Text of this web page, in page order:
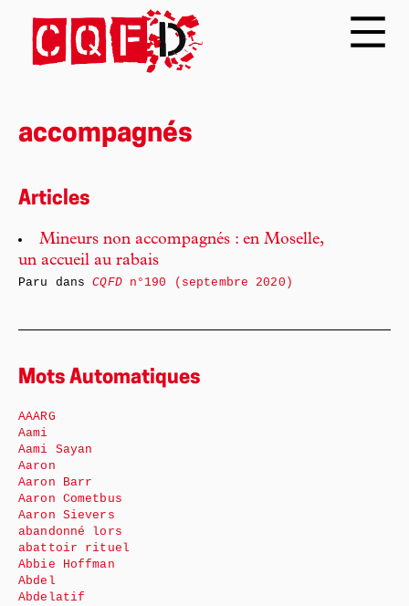
accompagnés
Articles
Mineurs non accompagnés : en Moselle,
un accueil au rabais
Paru dansCQFDn°190 (septembre 2020)
Mots Automatiques
AAARG
Aami
Aami Sayan
Aaron
Aaron Barr
Aaron Cometbus
Aaron Sievers
abandonné lors
abattoir rituel
Abbie Hoffman
Abdel
Abdelatif